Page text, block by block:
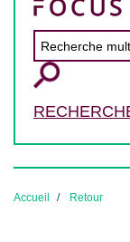
Accueil Retour